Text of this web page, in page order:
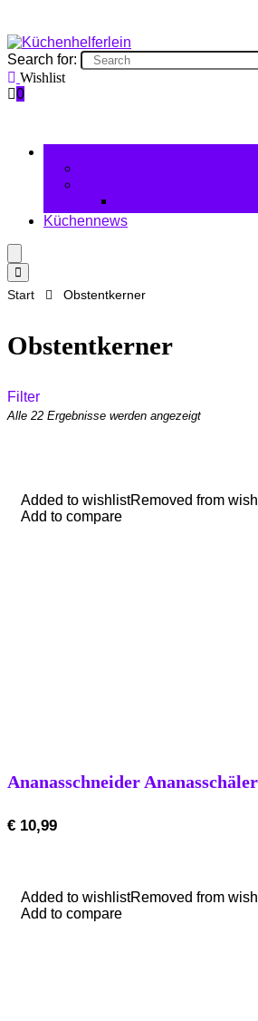
Search for:
Wishlist
0
Küchennews
Start Obstentkerner
Obstentkerner
Filter
Alle 22 Ergebnisse werden angezeigt
Added to wishlistRemoved from
Add to compare
Ananasschneider
Added to wishlistRemoved from
Add to compare
€ 10,99
Added to wishlistRemoved from
Add to compare
Added to wishlistRemoved from
Add to compare